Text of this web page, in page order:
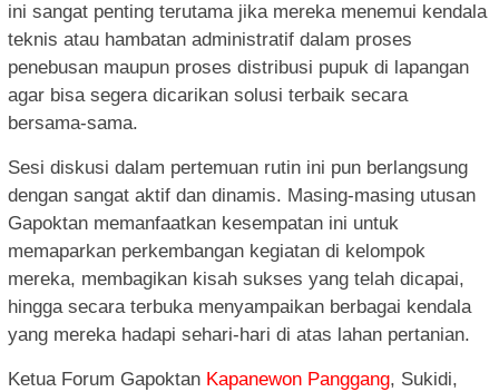
ini sangat penting terutama jika mereka menemui kendala
teknis atau hambatan administratif dalam proses
penebusan maupun proses distribusi pupuk di lapangan
agar bisa segera dicarikan solusi terbaik secara
bersama-sama.
Sesi diskusi dalam pertemuan rutin ini pun berlangsung
dengan sangat aktif dan dinamis. Masing-masing utusan
Gapoktan memanfaatkan kesempatan ini untuk
memaparkan perkembangan kegiatan di kelompok
mereka, membagikan kisah sukses yang telah dicapai,
hingga secara terbuka menyampaikan berbagai kendala
yang mereka hadapi sehari-hari di atas lahan pertanian.
Ketua Forum Gapoktan Kapanewon Panggang, Sukidi,